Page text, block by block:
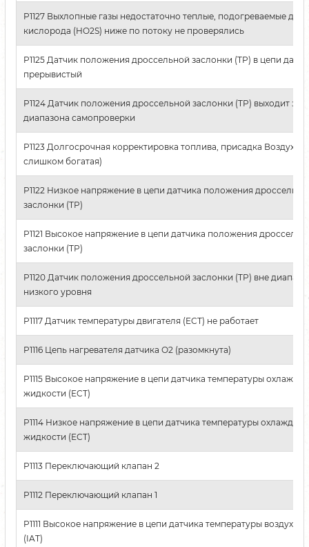
P1127 Выхлопные газы недостаточно теплые, подогреваемые
кислорода (HO2S) ниже по потоку не проверялись
P1125 Датчик положения дроссельной заслонки (TP) в цепи
прерывистый
P1124 Датчик положения дроссельной заслонки (TP) выходит за
диапазона самопроверки
P1123 Долгосрочная корректировка топлива, присадка Воздух
слишком богатая)
P1122 Низкое напряжение в цепи датчика положения
заслонки (TP)
P1121 Высокое напряжение в цепи датчика положения
заслонки (TP)
P1120 Датчик положения дроссельной заслонки (TP) вне
низкого уровня
P1117 Датчик температуры двигателя (ECT) не работает
P1116 Цепь нагревателя датчика О2 (разомкнута)
P1115 Высокое напряжение в цепи датчика температуры
жидкости (ECT)
P1114 Низкое напряжение в цепи датчика температуры
жидкости (ECT)
P1113 Переключающий клапан 2
P1112 Переключающий клапан 1
P1111 Высокое напряжение в цепи датчика температуры воздуха
(IAT)